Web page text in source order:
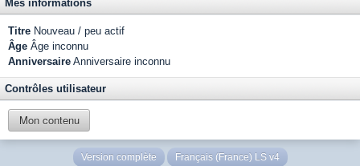
Mes informations
Titre Nouveau / peu actif
Âge Âge inconnu
Anniversaire Anniversaire inconnu
Contrôles utilisateur
Mon contenu
Version complète Français (France) LS v4